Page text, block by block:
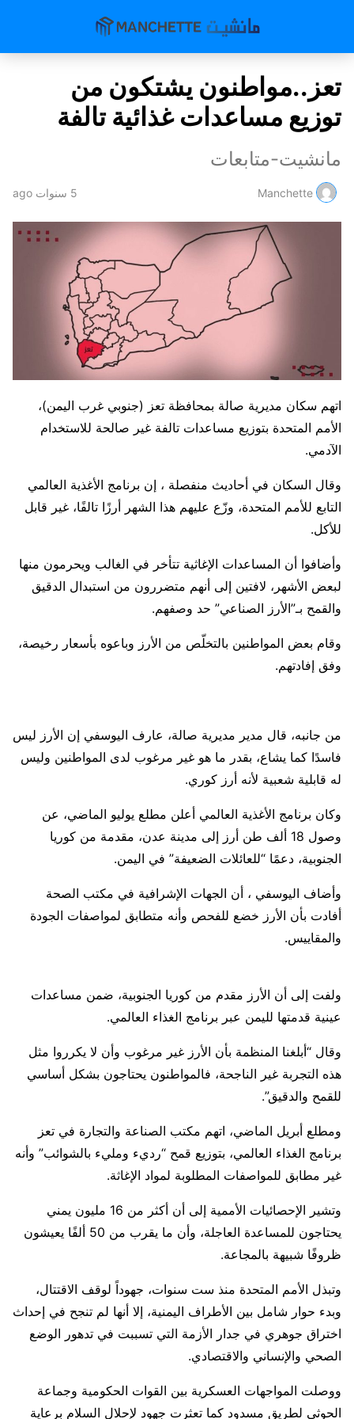
تعز..مواطنون يشتكون من
توزيع مساعدات غذائية تالفة
مانشيت-متابعات
Manchette 5 سنوات ago
اتهم سكان مديرية صالة بمحافظة تعز (جنوبي غرب اليمن)،
الأمم المتحدة بتوزيع مساعدات تالفة غير صالحة للاستخدام
الآدمي.
وقال السكان في أحاديث منفصلة ، إن برنامج الأغذية العالمي
التابع للأمم المتحدة، وزّع عليهم هذا الشهر أرزًا تالفًا، غير قابل
للأكل.
وأضافوا أن المساعدات الإغاثية تتأخر في الغالب ويحرمون منها
لبعض الأشهر، لافتين إلى أنهم متضررون من استبدال الدقيق
والقمح بـ”الأرز الصناعي” حد وصفهم.
وقام بعض المواطنين بالتخلّص من الأرز وباعوه بأسعار رخيصة،
وفق إفادتهم.
من جانبه، قال مدير مديرية صالة، عارف اليوسفي إن الأرز ليس
فاسدًا كما يشاع، بقدر ما هو غير مرغوب لدى المواطنين وليس
له قابلية شعبية لأنه أرز كوري.
وكان برنامج الأغذية العالمي أعلن مطلع يوليو الماضي، عن
وصول 18 ألف طن أرز إلى مدينة عدن، مقدمة من كوريا
الجنوبية، دعمًا “للعائلات الضعيفة” في اليمن.
وأضاف اليوسفي ، أن الجهات الإشرافية في مكتب الصحة
أفادت بأن الأرز خضع للفحص وأنه متطابق لمواصفات الجودة
والمقاييس.
ولفت إلى أن الأرز مقدم من كوريا الجنوبية، ضمن مساعدات
عينية قدمتها لليمن عبر برنامج الغذاء العالمي.
وقال “أبلغنا المنظمة بأن الأرز غير مرغوب وأن لا يكرروا مثل
هذه التجربة غير الناجحة، فالمواطنون يحتاجون بشكل أساسي
للقمح والدقيق”.
ومطلع أبريل الماضي، اتهم مكتب الصناعة والتجارة في تعز
برنامج الغذاء العالمي، بتوزيع قمح “رديء ومليء بالشوائب” وأنه
غير مطابق للمواصفات المطلوبة لمواد الإغاثة.
وتشير الإحصائيات الأممية إلى أن أكثر من 16 مليون يمني
يحتاجون للمساعدة العاجلة، وأن ما يقرب من 50 ألفًا يعيشون
ظروفًا شبيهة بالمجاعة.
وتبذل الأمم المتحدة منذ ست سنوات، جهوداً لوقف الاقتتال،
وبدء حوار شامل بين الأطراف اليمنية، إلا أنها لم تنجح في إحداث
اختراق جوهري في جدار الأزمة التي تسببت في تدهور الوضع
الصحي والإنساني والاقتصادي.
ووصلت المواجهات العسكرية بين القوات الحكومية وجماعة
الحوثي لطريق مسدود كما تعثرت جهود لإحلال السلام برعاية